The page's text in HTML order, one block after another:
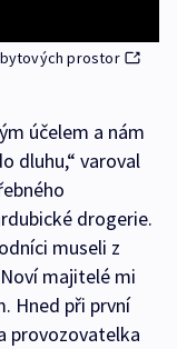
prostor
účelem a nám
dluhu,“ varoval
drogerie.
museli z
majitelé mi
Hned při první
provozovatelka